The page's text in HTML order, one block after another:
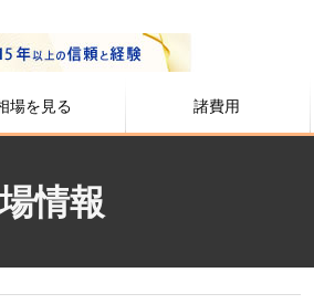
場を見る 諸費用
情報